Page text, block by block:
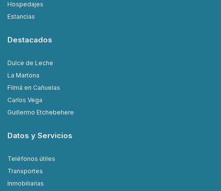
Hospedajes
Estancias
Destacados
Dulce de Leche
La Martona
Filmá en Cañuelas
Carlos Vega
Guillermo Etchebehere
Datos y Servicios
Teléfonos útiles
Transportes
Inmobiliarias